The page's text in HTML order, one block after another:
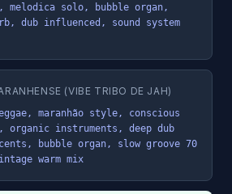
melodica solo, bubble organ,
dub influenced, sound system
(VIBE TRIBO DE JAH)
maranhão style, conscious
organic instruments, deep dub
bubble organ, slow groove 70
warm mix